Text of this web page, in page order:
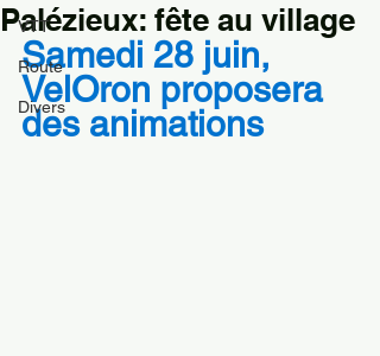
VTT
Route
Divers
Palézieux: fête au village
Samedi 28 juin,
VelOron proposera
des animations